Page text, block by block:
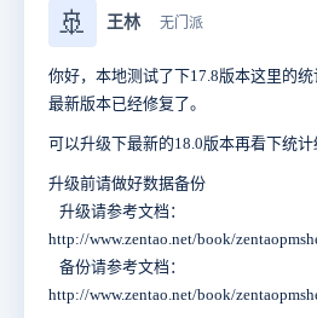
🚢 王林 无门派
你好，本地测试了下17.8版本这里的统
最新版本已经修复了。
可以升级下最新的18.0版本再看下统
升级前请做好数据备份
升级请参考文档：
http://www.zentao.net/book/
备份请参考文档：
http://www.zentao.net/book/